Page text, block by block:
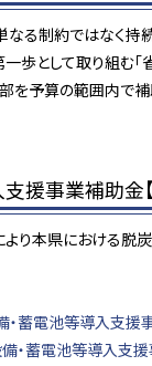
る制約ではなく
として取り組む「
を予算の範囲内で補
援事業補助金
り本県における脱
蓄電池等導入支援
・蓄電池等導入支